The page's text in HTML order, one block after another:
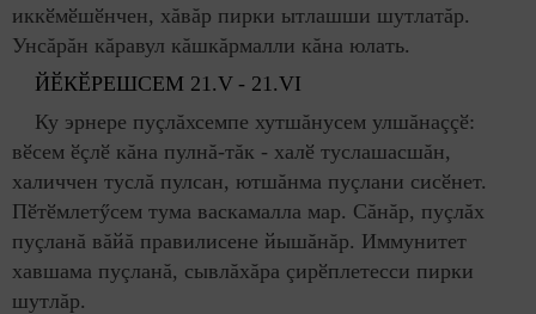
иккӗмӗшӗнчен, хăвăр пирки ытлашши шутлатăр.
Унсăрăн кăравул кăшкăрмалли кăна юлать.
ЙӖКӖРЕШСЕМ 21.V - 21.VI
Ку эрнере пуçлăхсемпе хутшăнусем улшăнаççӗ:
вӗсем ӗçлӗ кăна пулнă-тăк - халӗ туслашасшăн,
халиччен туслă пулсан, ютшăнма пуçлани сисӗнет.
Пӗтӗмлетӳсем тума васкамалла мар. Сăнăр, пуçлăх
пуçланă вăйă правилисене йышăнăр. Иммунитет
хавшама пуçланă, сывлăхăра çирӗплетесси пирки
шутлăр.